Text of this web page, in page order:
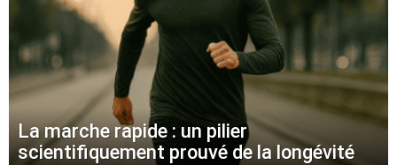
La marche rapide : un pilier
scientifiquement prouvé de la longévité